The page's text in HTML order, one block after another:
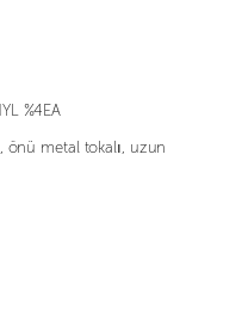
%4EA
önü metal tokalı, uzun